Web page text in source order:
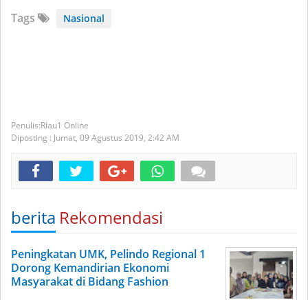
Tags Nasional
Riau1 Online
Diposting : Jumat, 09 Agustus 2019, 2:42 AM
berita Rekomendasi
Peningkatan UMK, Pelindo Regional 1
Dorong Kemandirian Ekonomi
Masyarakat di Bidang Fashion